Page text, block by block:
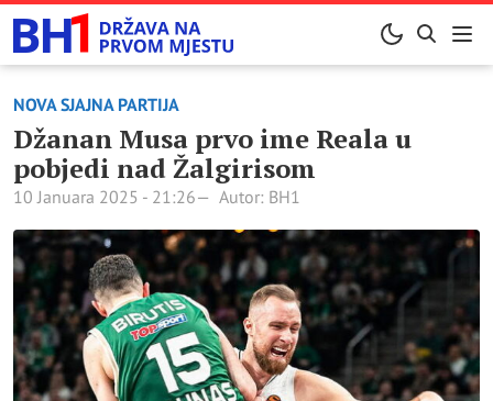
NOVA SJAJNA PARTIJA
Džanan Musa prvo ime Reala u
pobjedi nad Žalgirisom
10 Januara 2025 - 21:26 Autor: BH1